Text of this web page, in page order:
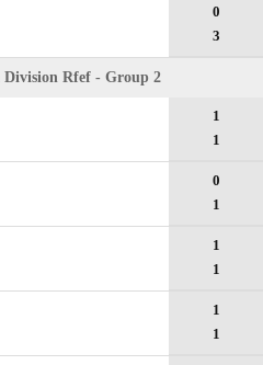
0
3
Division Rfef - Group 2
1
1
0
1
1
1
1
1